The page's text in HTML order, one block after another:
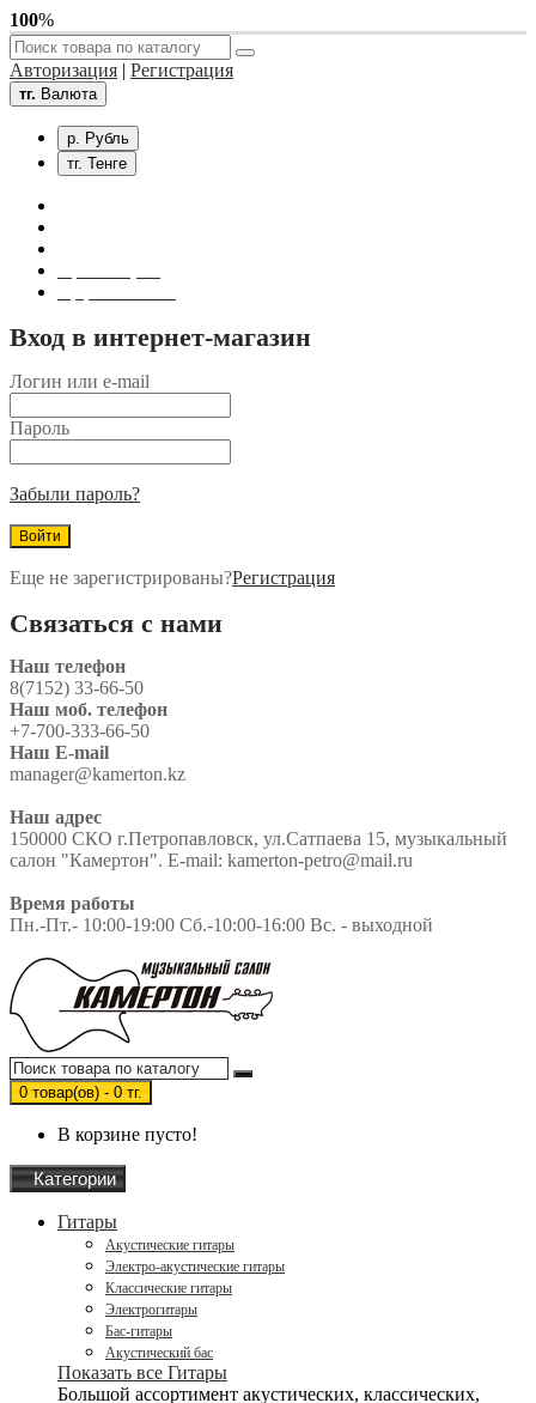
100%
Авторизация | Регистрация
тг. Валюта
р. Рубль
тг. Тенге
Вход в интернет-магазин
Логин или e-mail
Пароль
Забыли пароль?
Еще не зарегистрированы?Регистрация
Связаться с нами
Наш телефон
8(7152) 33-66-50
Наш моб. телефон
+7-700-333-66-50
Наш E-mail
manager@kamerton.kz
Наш адрес
150000 СКО г.Петропавловск, ул.Сатпаева 15, музыкальный
салон "Камертон". E-mail: kamerton-petro@mail.ru
Время работы
Пн.-Пт.- 10:00-19:00 Сб.-10:00-16:00 Вс. - выходной
0 товар(ов) - 0 тг.
В корзине пусто!
Категории
Гитары
Акустические гитары
Электро-акустические гитары
Классические гитары
Электрогитары
Бас-гитары
Акустический бас
Показать все Гитары
Большой ассортимент акустических, классических,